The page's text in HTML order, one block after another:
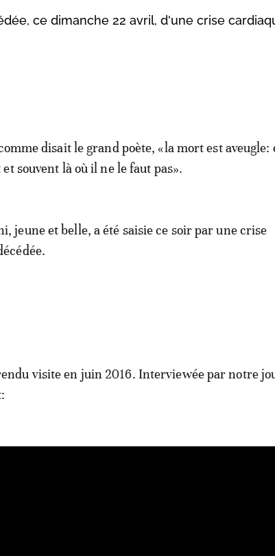
ce dimanche 22 avril, d'une crise
disait le grand poète, «la mort est aveugle:
souvent là où il ne le faut pas».
jeune et belle, a été saisie ce soir par une crise
visite en juin 2016. Interviewée par notre